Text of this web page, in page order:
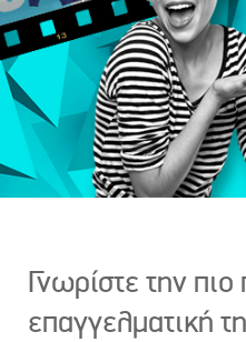
Γνωρίστε την πιο
επαγγελματική